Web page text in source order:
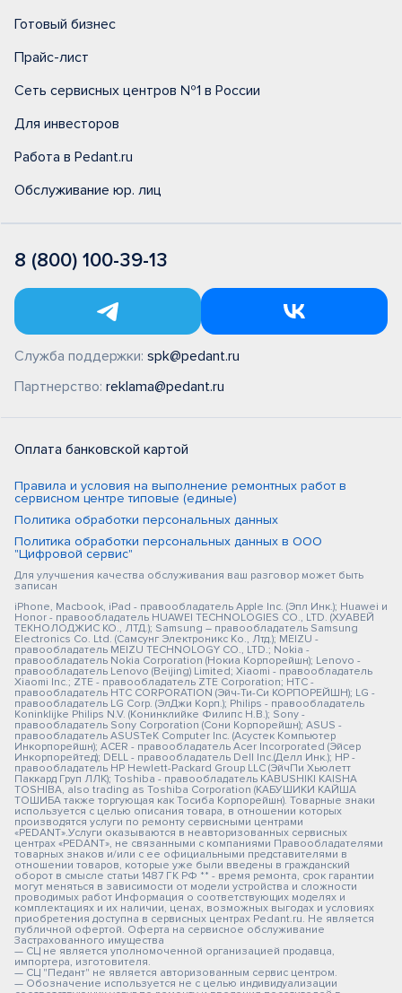
Готовый бизнес
Прайс-лист
Сеть сервисных центров №1 в России
Для инвесторов
Работа в Pedant.ru
Обслуживание юр. лиц
8 (800) 100-39-13
Служба поддержки: spk@pedant.ru
Партнерство: reklama@pedant.ru
Оплата банковской картой
Правила и условия на выполнение ремонтных работ в
сервисном центре типовые (единые)
Политика обработки персональных данных
Политика обработки персональных данных в ООО
"Цифровой сервис"
Для улучшения качества обслуживания ваш разговор может быть
записан
iPhone, Macbook, iPad - правообладатель Apple Inc. (Эпл Инк.); Huawei и
Honor - правообладатель HUAWEI TECHNOLOGIES CO., LTD. (ХУАВЕЙ
ТЕКНОЛОДЖИС КО., ЛТД.); Samsung – правообладатель Samsung
Electronics Co. Ltd. (Самсунг Электроникс Ко., Лтд.); MEIZU -
правообладатель MEIZU TECHNOLOGY CO., LTD.; Nokia -
правообладатель Nokia Corporation (Нокиа Корпорейшн); Lenovo -
правообладатель Lenovo (Beijing) Limited; Xiaomi - правообладатель
Xiaomi Inc.; ZTE - правообладатель ZTE Corporation; HTC -
правообладатель HTC CORPORATION (Эйч-Ти-Си КОРПОРЕЙШН); LG -
правообладатель LG Corp. (ЭлДжи Корп.); Philips - правообладатель
Koninklijke Philips N.V. (Конинклийке Филипс Н.В.); Sony -
правообладатель Sony Corporation (Сони Корпорейшн); ASUS -
правообладатель ASUSTeK Computer Inc. (Асустек Компьютер
Инкорпорейшн); ACER - правообладатель Acer Incorporated (Эйсер
Инкорпорейтед); DELL - правообладатель Dell Inc.(Делл Инк.); HP -
правообладатель HP Hewlett-Packard Group LLC (ЭйчПи Хьюлетт
Паккард Груп ЛЛК); Toshiba - правообладатель KABUSHIKI KAISHA
TOSHIBA, also trading as Toshiba Corporation (КАБУШИКИ КАЙША
ТОШИБА также торгующая как Тосиба Корпорейшн). Товарные знаки
используется с целью описания товара, в отношении которых
производятся услуги по ремонту сервисными центрами
«PEDANT».Услуги оказываются в неавторизованных сервисных
центрах «PEDANT», не связанными с компаниями Правообладателями
товарных знаков и/или с ее официальными представителями в
отношении товаров, которые уже были введены в гражданский
оборот в смысле статьи 1487 ГК РФ ** - время ремонта, срок гарантии
могут меняться в зависимости от модели устройства и сложности
проводимых работ Информация о соответствующих моделях и
комплектациях и их наличии, ценах, возможных выгодах и условиях
приобретения доступна в сервисных центрах Pedant.ru. Не является
публичной офертой. Оферта на сервисное обслуживание
Застрахованного имущества
— СЦ не является уполномоченной организацией продавца,
импортера, изготовителя.
— СЦ "Педант" не является авторизованным сервис центром.
— Обозначение используется не с целью индивидуализации